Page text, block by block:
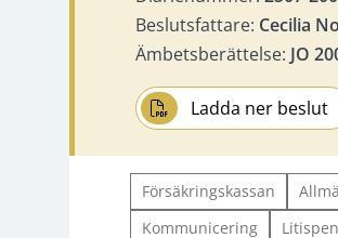
Beslutsfattare: Cecilia
Ämbetsberättelse: JO
Ladda ner beslut
Försäkringskassan
Kommunicering